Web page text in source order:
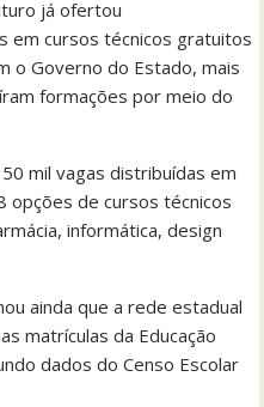
já ofertou
em cursos técnicos gratuitos
o Governo do Estado, mais
formações por meio do
mil vagas distribuídas em
opções de cursos técnicos
informática, design
ainda que a rede estadual
matrículas da Educação
dados do Censo Escolar